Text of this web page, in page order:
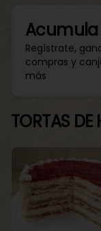
Acumula
Regístrate,
compras y
más
TORTAS